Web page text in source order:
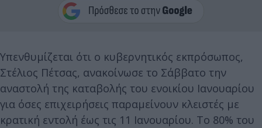
Υπενθυμίζεται ότι ο κυβερνητικός εκπρόσωπος,
Στέλιος Πέτσας, ανακοίνωσε το Σάββατο την
αναστολή της καταβολής του ενοικίου Ιανουαρίου
για όσες επιχειρήσεις παραμείνουν κλειστές με
κρατική εντολή έως τις 11 Ιανουαρίου. Το 80% του